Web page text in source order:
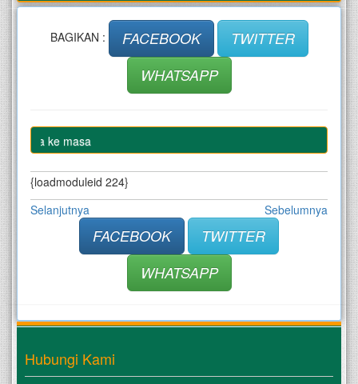
BAGIKAN : FACEBOOK
TWITTER
WHATSAPP
masa ke masa
{loadmoduleid 224}
Selanjutnya
Sebelumnya
FACEBOOK
TWITTER
WHATSAPP
Hubungi Kami